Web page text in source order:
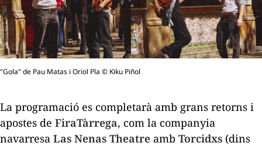
"Gola" de Pau Matas i Oriol Pla © Kiku Piñol
La programació es completarà amb grans retorns i
apostes de FiraTàrrega, com la companyia
navarresa Las Nenas Theatre amb Torcidxs (dins